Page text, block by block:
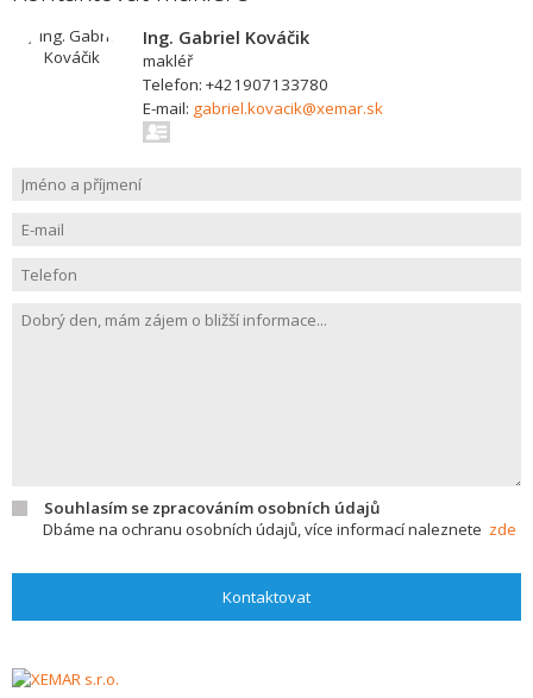
Ing. Gabriel Kováčik
makléř
Telefon: +421907133780
E-mail: gabriel.kovacik@xemar.sk
Souhlasím se zpracováním osobních údajů
Dbáme na ochranu osobních údajů, více informací naleznete zde
Kontaktovat